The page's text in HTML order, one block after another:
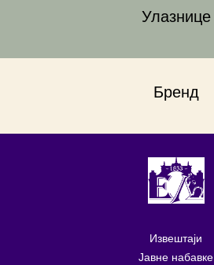
Улазнице
Бренд
Извештаји
Јавне набавке